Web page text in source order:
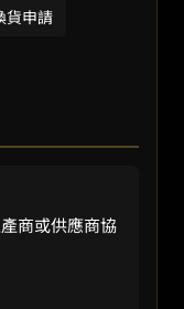
貨申請
商或供應商協